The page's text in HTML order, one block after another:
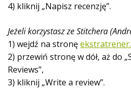
4) kliknij „Napisz recenzję”.
Jeżeli korzystasz ze Stitchera
1) wejdź na stronę
2) przewiń stronę w dół, aż do
Reviews”,
3) kliknij „Write a review”.